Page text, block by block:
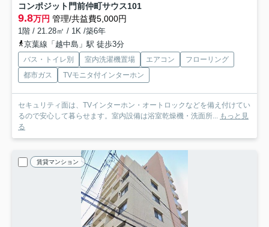
コンポジット門前仲町サウス101
9.8万円 管理/共益費5,000円
1階 / 21.28㎡ / 1K /築6年
京葉線「越中島」駅 徒歩3分
バス・トイレ別 室内洗濯機置場 エアコン
フローリング
都市ガス
TVモニタ付インターホン
セキュリティ面は、TVインターホン・オートロックなどを備え付けてい
るので安心して暮らせます。室内設備は浴室乾燥機・洗面所... もっと見
る
賃貸マンション